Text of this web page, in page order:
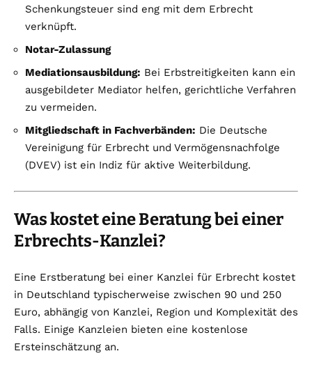
Schenkungsteuer sind eng mit dem Erbrecht
verknüpft.
Notar-Zulassung
Mediationsausbildung: Bei Erbstreitigkeiten kann ein
ausgebildeter Mediator helfen, gerichtliche Verfahren
zu vermeiden.
Mitgliedschaft in Fachverbänden: Die Deutsche
Vereinigung für Erbrecht und Vermögensnachfolge
(DVEV) ist ein Indiz für aktive Weiterbildung.
Was kostet eine Beratung bei einer
Erbrechts-Kanzlei?
Eine Erstberatung bei einer Kanzlei für Erbrecht kostet
in Deutschland typischerweise zwischen 90 und 250
Euro, abhängig von Kanzlei, Region und Komplexität des
Falls. Einige Kanzleien bieten eine kostenlose
Ersteinschätzung an.